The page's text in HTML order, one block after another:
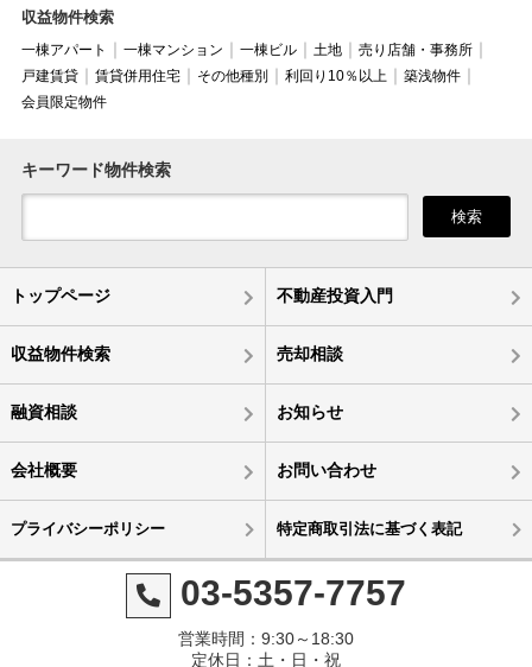
収益物件検索
一棟アパート 一棟マンション 一棟ビル 土地
売り店舗・事務所
戸建賃貸
賃貸併用住宅 その他種別 利回り10％以上
築浅物件
会員限定物件
キーワード物件検索
検索
トップページ 不動産投資入門
収益物件検索 売却相談
融資相談 お知らせ
会社概要 お問い合わせ
プライバシーポリシー 特定商取引法に基づく表記
03-5357-7757
営業時間：9:30～18:30
定休日：土・日・祝